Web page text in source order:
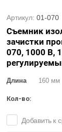
Артикул: 01-070
Съемник
зачистки
070, 1000 В,
Длина 160 мм
Кол-во:
Добавить к